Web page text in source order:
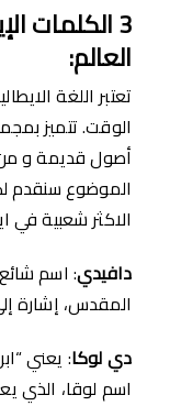
3الكلماتاﻹ
العالم:
تعتبر اللغة
الوقت. تتميز
أصول قديمة و
الموضوع سنقدم
الاكثر شعبية في
دافيدي: اسم
المقدس، إشارة
دي لوكا: يعني
اسم لوقا، الذي